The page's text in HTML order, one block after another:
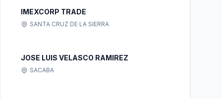
IMEXCORP TRADE
SANTA CRUZ DE LA SIERRA
JOSE LUIS VELASCO RAMIREZ
SACABA